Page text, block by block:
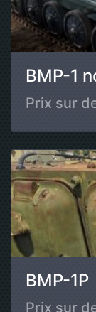
BMP-1
Prix sur
BMP-1P
Prix sur